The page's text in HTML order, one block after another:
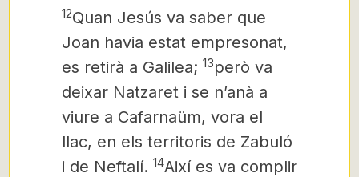
12Quan Jesús va saber que
Joan havia estat empresonat,
es retirà a Galilea; 13però va
deixar Natzaret i se n’anà a
viure a Cafarnaüm, vora el
llac, en els territoris de Zabuló
i de Neftalí. 14Així es va complir